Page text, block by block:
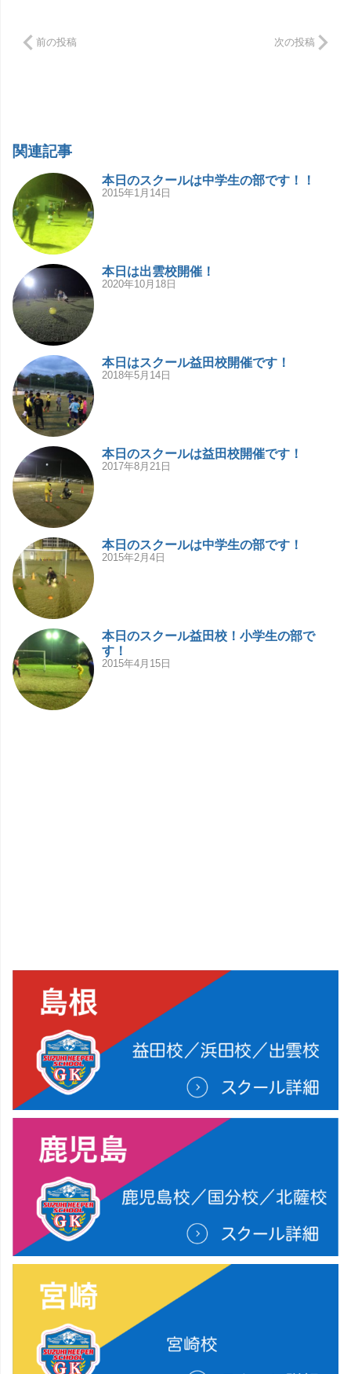
前の投稿 次の投稿
関連記事
本日のスクールは中学生の部です！！
2015年1月14日
本日は出雲校開催！
2020年10月18日
本日はスクール益田校開催です！
2018年5月14日
本日のスクールは益田校開催です！
2017年8月21日
本日のスクールは中学生の部です！
2015年2月4日
本日のスクール益田校！小学生の部で
す！
2015年4月15日